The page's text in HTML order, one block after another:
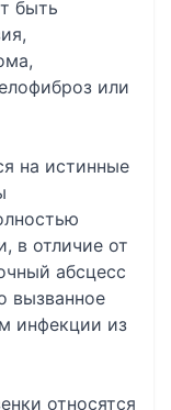
быть
или
на истинные
в отличие от
абсцесс
вызванное
инфекции из
относятся